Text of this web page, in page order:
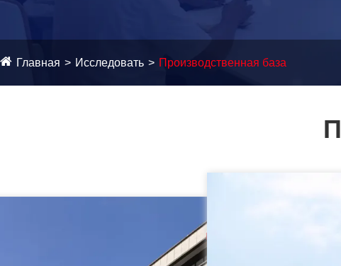
Главная Исследовать Производственная база